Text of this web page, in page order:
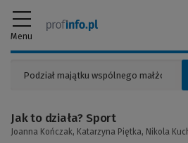
Menu
Jak to działa? Sport
Joanna Kończak, Katarzyna Piętka, Nikola